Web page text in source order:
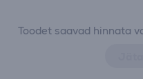
Toodet saavad hinnata